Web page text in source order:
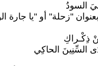
السودُ
ذِكْـراكِ
السِّنِينَ الحاكِي